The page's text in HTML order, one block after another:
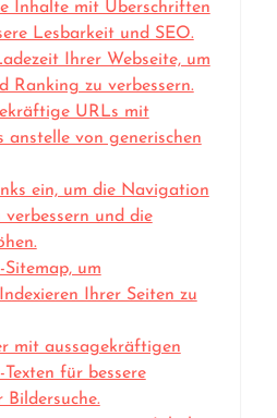
Inhalte mit Überschriften
Lesbarkeit und SEO.
Ihrer Webseite, um
Ranking zu verbessern.
URLs mit
anstelle von generischen
ein, um die Navigation
und die
um
Ihrer Seiten zu
mit aussagekräftigen
für bessere